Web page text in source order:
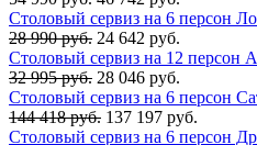
Столовый сервиз на 6 персон
28 990 руб. 24 642 руб.
Столовый сервиз на 12 персон
32 995 руб. 28 046 руб.
Столовый сервиз на 6 персон
144 418 руб. 137 197 руб.
Столовый сервиз на 6 персон